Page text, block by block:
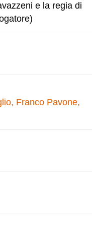
e la regia di
Franco Pavone,